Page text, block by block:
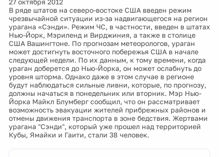
27 октября 2012
В ряде штатов на северо-востоке США введен режим
чрезвычайной ситуации из-за надвигающегося на регион
урагана «Сэнди». Режим ЧС, в частности, введен в штатах
Нью-Йорк, Мэриленд и Вирджиния, а также в столице
США Вашингтоне. По прогнозам метеорологов, ураган
может достигнуть восточного побережья США в начале
следующей недели. По их данным, к тому времени, когда
ураган доберется до Нью-Йорка, он может ослабнуть до
уровня шторма. Однако даже в этом случае в регионе
будут наблюдаться сильные ливни, которые, по прогнозу,
должны начаться в понедельник или вторник. Мэр Нью-
Йорка Майкл Блумберг сообщил, что он рассматривает
возможность эвакуации жителей прибрежных районов и
отмены движения транспорта в зоне бедствия. Жертвами
урагана "Сэнди", который уже прошел над территорией
Кубы, Ямайки и Гаити, стали 38 человек.